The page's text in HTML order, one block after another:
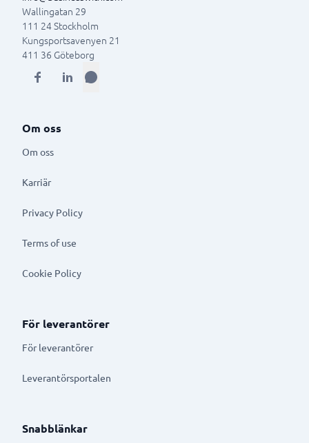
Wallingatan 29
111 24Stockholm
Kungsportsavenyen 21
411 36 Göteborg
Om oss
Om oss
Karriär
Privacy Policy
Terms of use
Cookie Policy
För leverantörer
För leverantörer
Leverantörsportalen
Snabblänkar